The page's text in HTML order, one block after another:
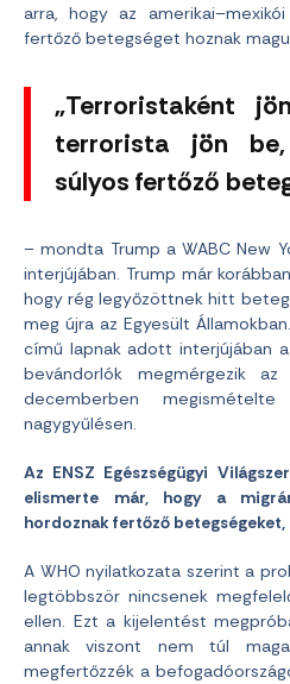
arra, hogy az
fertőző betegséget hoznak
„Terroristaként
terrorista jön
súlyos fertőző
– mondta Trump a WABC New
interjújában. Trump már
hogy rég legyőzöttnek hitt
meg újra az Egyesült
című lapnak adott interjújában
bevándorlók megmérgezik
decemberben
nagygyűlésen.
Az ENSZ Egészségügyi
elismerte már, hogy a
hordoznak fertőző betegségeket,
A WHO nyilatkozata szerint a
legtöbbször nincsenek
ellen. Ezt a kijelentést
annak viszont nem túl
megfertőzzék a